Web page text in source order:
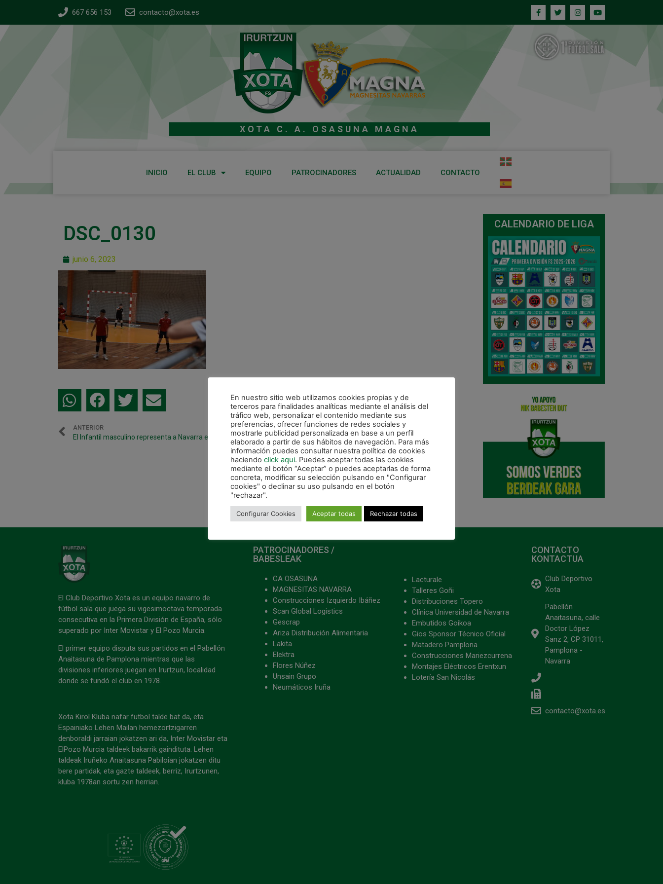
667 656 153 contacto@xota.es
XOTA C. A. OSASUNA MAGNA
INICIO EL CLUB EQUIPO PATROCINADORES ACTUALIDAD CONTACTO
DSC_0130
junio 6, 2023
ANTERIOR
El Infantil masculino representa a Navarra en el Cto. de España en Toledo
CALENDARIO DE LIGA
El Club Deportivo Xota es un equipo navarro de
fútbol sala que juega su vigesimoctava temporada
consecutiva en la Primera División de España, sólo
superado por Inter Movistar y El Pozo Murcia.
El primer equipo disputa sus partidos en el Pabellón
Anaitasuna de Pamplona mientras que las
divisiones inferiores juegan en Irurtzun, localidad
donde se fundó el club en 1978.
Xota Kirol Kluba nafar futbol talde bat da, eta
Espainiako Lehen Mailan hemezortzigarren
denboraldi jarraian jokatzen ari da, Inter Movistar eta
ElPozo Murcia taldeek bakarrik gaindituta. Lehen
taldeak Iruñeko Anaitasuna Pabiloian jokatzen ditu
bere partidak, eta gazte taldeek, berriz, Irurtzunen,
kluba 1978an sortu zen herrian.
PATROCINADORES /
BABESLEAK
CA OSASUNA
MAGNESITAS NAVARRA
Construcciones Izquierdo Ibáñez
Scan Global Logistics
Gescrap
Ariza Distribución Alimentaria
Lakita
Elektra
Flores Núñez
Unsain Grupo
Neumáticos Iruña
Lacturale
Talleres Goñi
Distribuciones Topero
Clínica Universidad de Navarra
Embutidos Goikoa
Gios Sponsor Técnico Oficial
Matadero Pamplona
Construcciones Mariezcurrena
Montajes Eléctricos Erentxun
Lotería San Nicolás
CONTACTO
KONTACTUA
Club Deportivo
Xota
Pabellón
Anaitasuna, calle
Doctor López
Sanz 2, CP 31011,
Pamplona -
Navarra
contacto@xota.es
En nuestro sitio web utilizamos cookies propias y de
terceros para finalidades analíticas mediante el análisis del
tráfico web, personalizar el contenido mediante sus
preferencias, ofrecer funciones de redes sociales y
mostrarle publicidad personalizada en base a un perfil
elaborado a partir de sus hábitos de navegación. Para más
información puedes consultar nuestra política de cookies
haciendo click aqui. Puedes aceptar todas las cookies
mediante el botón “Aceptar” o puedes aceptarlas de forma
concreta, modificar su selección pulsando en "Configurar
cookies" o declinar su uso pulsando en el botón
"rechazar".
Configurar Cookies Aceptar todas Rechazar todas